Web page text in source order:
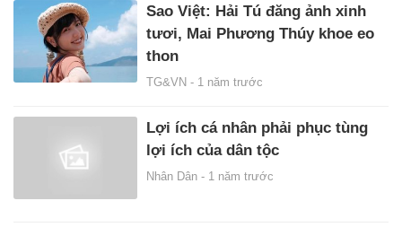
Sao Việt: Hải Tú đăng ảnh xinh
tươi, Mai Phương Thúy khoe eo
thon
TG&VN - 1 năm trước
Lợi ích cá nhân phải phục tùng
lợi ích của dân tộc
Nhân Dân - 1 năm trước